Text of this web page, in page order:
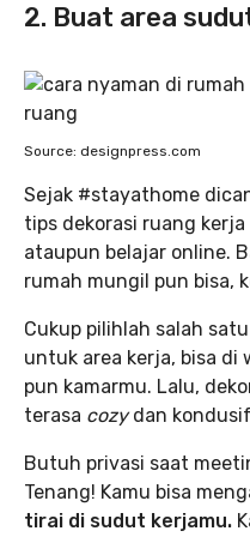
2. Buat area
Source: designpress.com
Sejak #stayathome
tips dekorasi ruang
ataupun belajar online.
rumah mungil pun bisa,
Cukup pilihlah salah
untuk area kerja, bisa di
pun kamarmu. Lalu,
terasa cozydan
Butuh privasi saat
Tenang! Kamu bisa
tirai di sudut kerjamu.